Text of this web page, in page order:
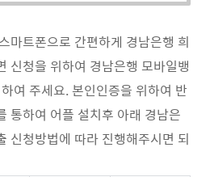
마트폰으로 간편하게 경남은행 희
신청을 위하여 경남은행 모바일뱅
여 주세요. 본인인증을 위하여 반
통하여 어플 설치후 아래 경남은
신청방법에 따라 진행해주시면 되